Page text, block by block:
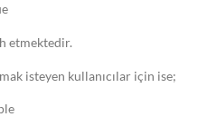
etmektedir.
isteyen kullanıcılar için ise;